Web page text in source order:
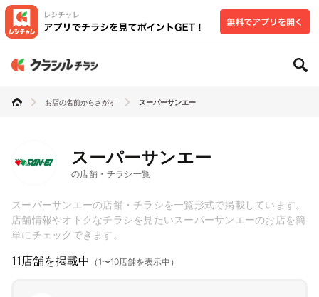
お店の名前からさがす スーパーサンエー
スーパーサンエー
の店舗・チラシ一覧
スーパーサンエーの店舗・チラシを一覧形式で掲載しています。
店舗情報やオトクなチラシを見たいスーパーサンエーのお店を簡
単にチェックできます。
11店舗を掲載中 （1〜10店舗を表示中）